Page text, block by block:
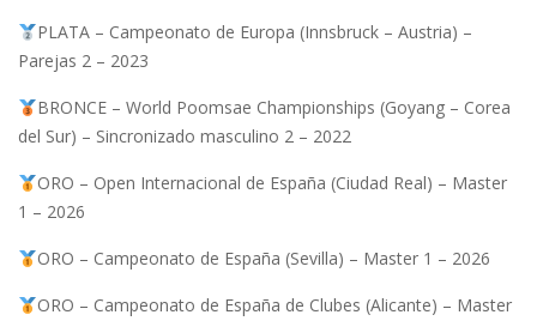
PLATA – Campeonato de Europa (Innsbruck – Austria) –
Parejas 2 – 2023
BRONCE – World Poomsae Championships (Goyang – Corea
del Sur) – Sincronizado masculino 2 – 2022
ORO – Open Internacional de España (Ciudad Real) – Master
1 – 2026
ORO – Campeonato de España (Sevilla) – Master 1 – 2026
ORO – Campeonato de España de Clubes (Alicante) – Master